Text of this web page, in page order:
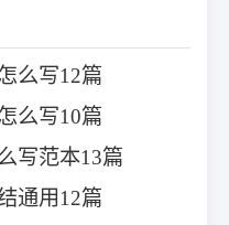
么写12篇
么写10篇
写范本13篇
通用12篇